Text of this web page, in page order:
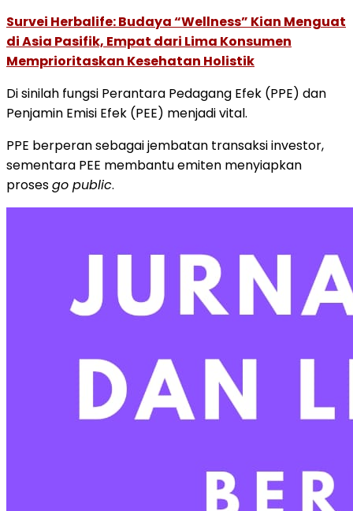
Survei Herbalife: Budaya “Wellness” Kian Menguat
di Asia Pasifik, Empat dari Lima Konsumen
Memprioritaskan Kesehatan Holistik
Di sinilah fungsi Perantara Pedagang Efek (PPE) dan
Penjamin Emisi Efek (PEE) menjadi vital.
PPE berperan sebagai jembatan transaksi investor,
sementara PEE membantu emiten menyiapkan
prosesgo public.